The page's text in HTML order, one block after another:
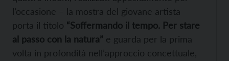
l’occasione – la mostra del giovane artista
porta il titolo “Soffermando il tempo. Per stare
al passo con la natura” e guarda per la prima
volta in profondità nell’approccio concettuale,